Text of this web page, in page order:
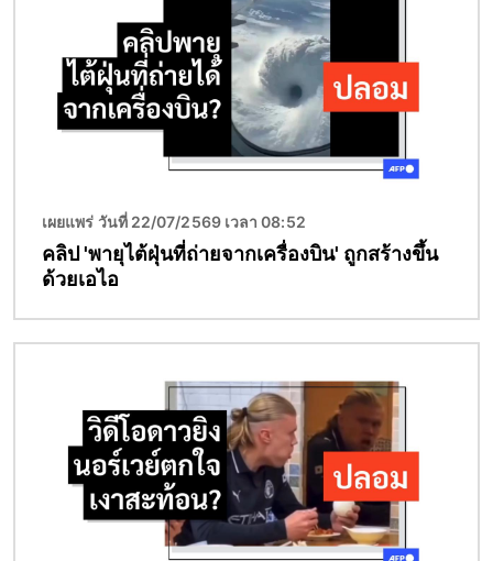
เผยแพร่ วันที่ 22/07/2569 เวลา 08:52
คลิป 'พายุไต้ฝุ่นที่ถ่ายจากเครื่องบิน' ถูกสร้างขึ้น
ด้วยเอไอ